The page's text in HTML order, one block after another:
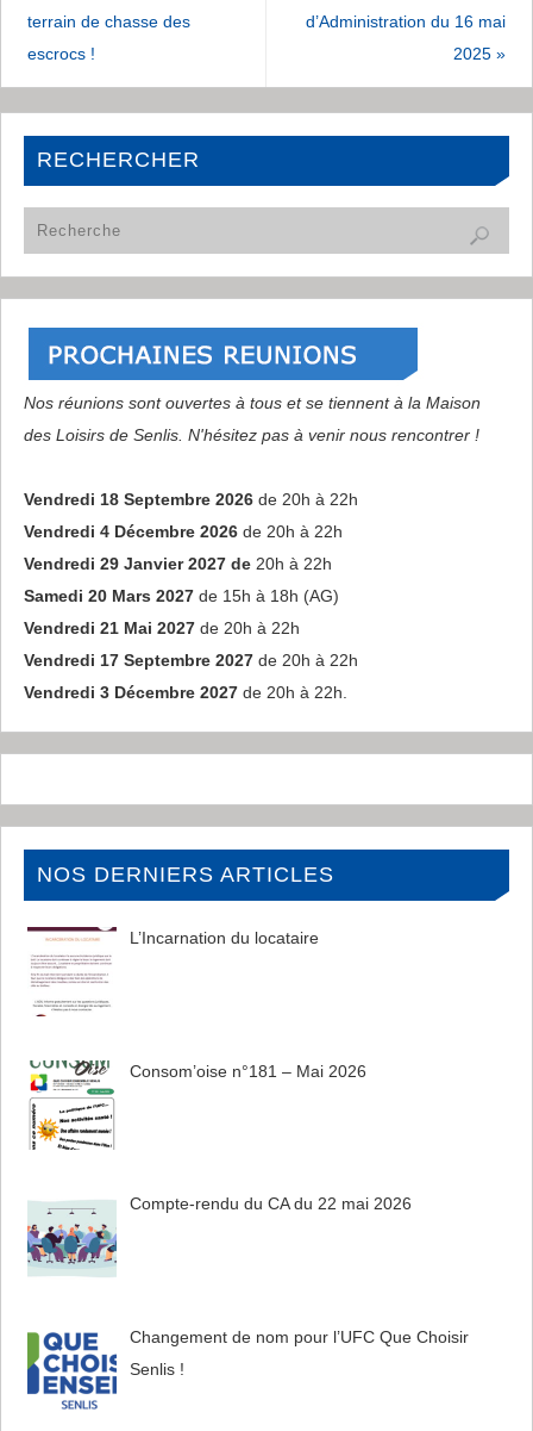
terrain de chasse des
escrocs !
d’Administration du 16 mai
2025»
RECHERCHER
Nos réunions sont ouvertes à tous et se tiennent à la Maison
des Loisirs de Senlis. N'hésitez pas à venir nous rencontrer !
Vendredi 18 Septembre 2026de 20h à 22h
Vendredi 4 Décembre 2026de 20h à 22h
Vendredi 29 Janvier 2027 de20h à 22h
Samedi 20 Mars 2027de 15h à 18h (AG)
Vendredi 21 Mai 2027de 20h à 22h
Vendredi 17 Septembre 2027de 20h à 22h
Vendredi 3 Décembre 2027de 20h à 22h.
NOS DERNIERS ARTICLES
L’Incarnation du locataire
Consom’oise n°181 – Mai 2026
Compte-rendu du CA du 22 mai 2026
Changement de nom pour l’UFC Que Choisir
Senlis !